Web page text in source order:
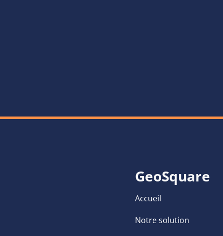
GeoSquare
Accueil
Notre solution